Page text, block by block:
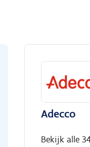
Adecco
Bekijk alle